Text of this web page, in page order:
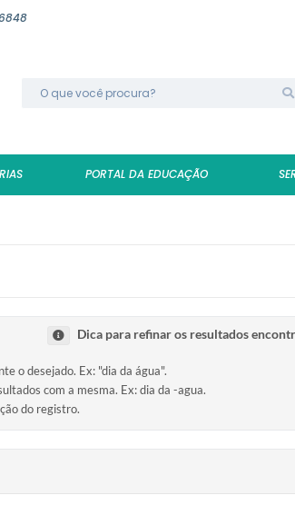
PORTAL DA EDUCAÇÃO
Dica para refinar os resultados
o desejado. Ex: "dia da água".
com a mesma. Ex: dia da -agua.
do registro.